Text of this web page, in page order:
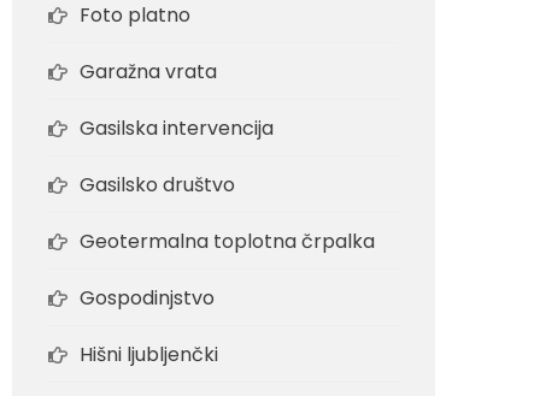
Foto platno
Garažna vrata
Gasilska intervencija
Gasilsko društvo
Geotermalna toplotna črpalka
Gospodinjstvo
Hišni ljubljenčki